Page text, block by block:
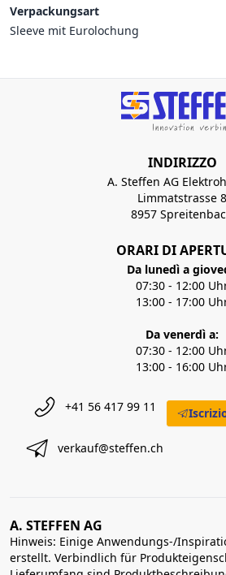
Verpackungsart
Sleeve mit Eurolochung
INDIRIZZO
A. Steffen AG
Limmatstrasse 8
8957
ORARI DI
Da lunedì a
07:30 - 12:00
13:00 - 17:00
Da venerdì a:
07:30 - 12:00
13:00 - 16:00
+41 56 417 99 11
verkauf@steffen.ch
A. STEFFEN AG
Hinweis: Einige Anwendungs-/
erstellt. Verbindlich für